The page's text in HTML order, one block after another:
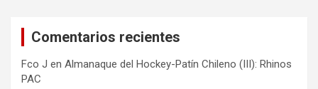
Comentarios recientes
Fco J en Almanaque del Hockey-Patín Chileno (III): Rhinos
PAC